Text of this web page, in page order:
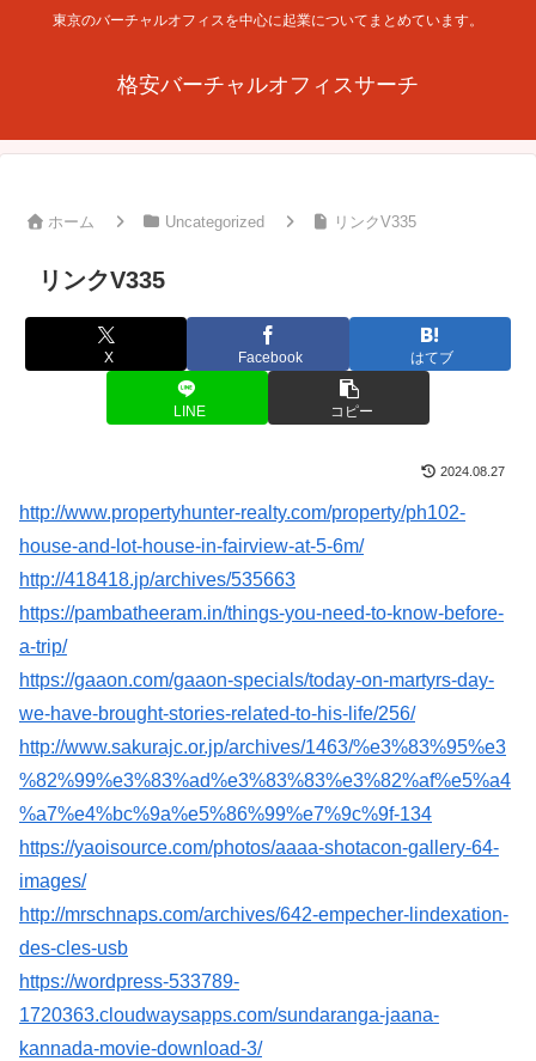
東京のバーチャルオフィスを中心に起業についてまとめています。
格安バーチャルオフィスサーチ
ホーム Uncategorized リンクV335
リンクV335
X Facebook はてブ
LINE コピー
2024.08.27
http://www.propertyhunter-realty.com/property/ph102-
house-and-lot-house-in-fairview-at-5-6m/
http://418418.jp/archives/535663
https://pambatheeram.in/things-you-need-to-know-before-
a-trip/
https://gaaon.com/gaaon-specials/today-on-martyrs-day-
we-have-brought-stories-related-to-his-life/256/
http://www.sakurajc.or.jp/archives/1463/%e3%83%95%e3
%82%99%e3%83%ad%e3%83%83%e3%82%af%e5%a4
%a7%e4%bc%9a%e5%86%99%e7%9c%9f-134
https://yaoisource.com/photos/aaaa-shotacon-gallery-64-
images/
http://mrschnaps.com/archives/642-empecher-lindexation-
des-cles-usb
https://wordpress-533789-
1720363.cloudwaysapps.com/sundaranga-jaana-
kannada-movie-download-3/